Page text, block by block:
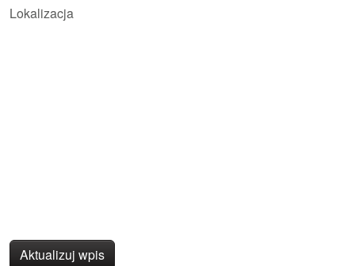
Lokalizacja
Aktualizuj wpis